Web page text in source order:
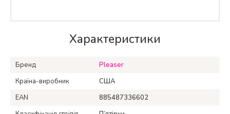
Характеристики
Бренд
Pleaser
Країна-виробник
США
EAN
885487336602